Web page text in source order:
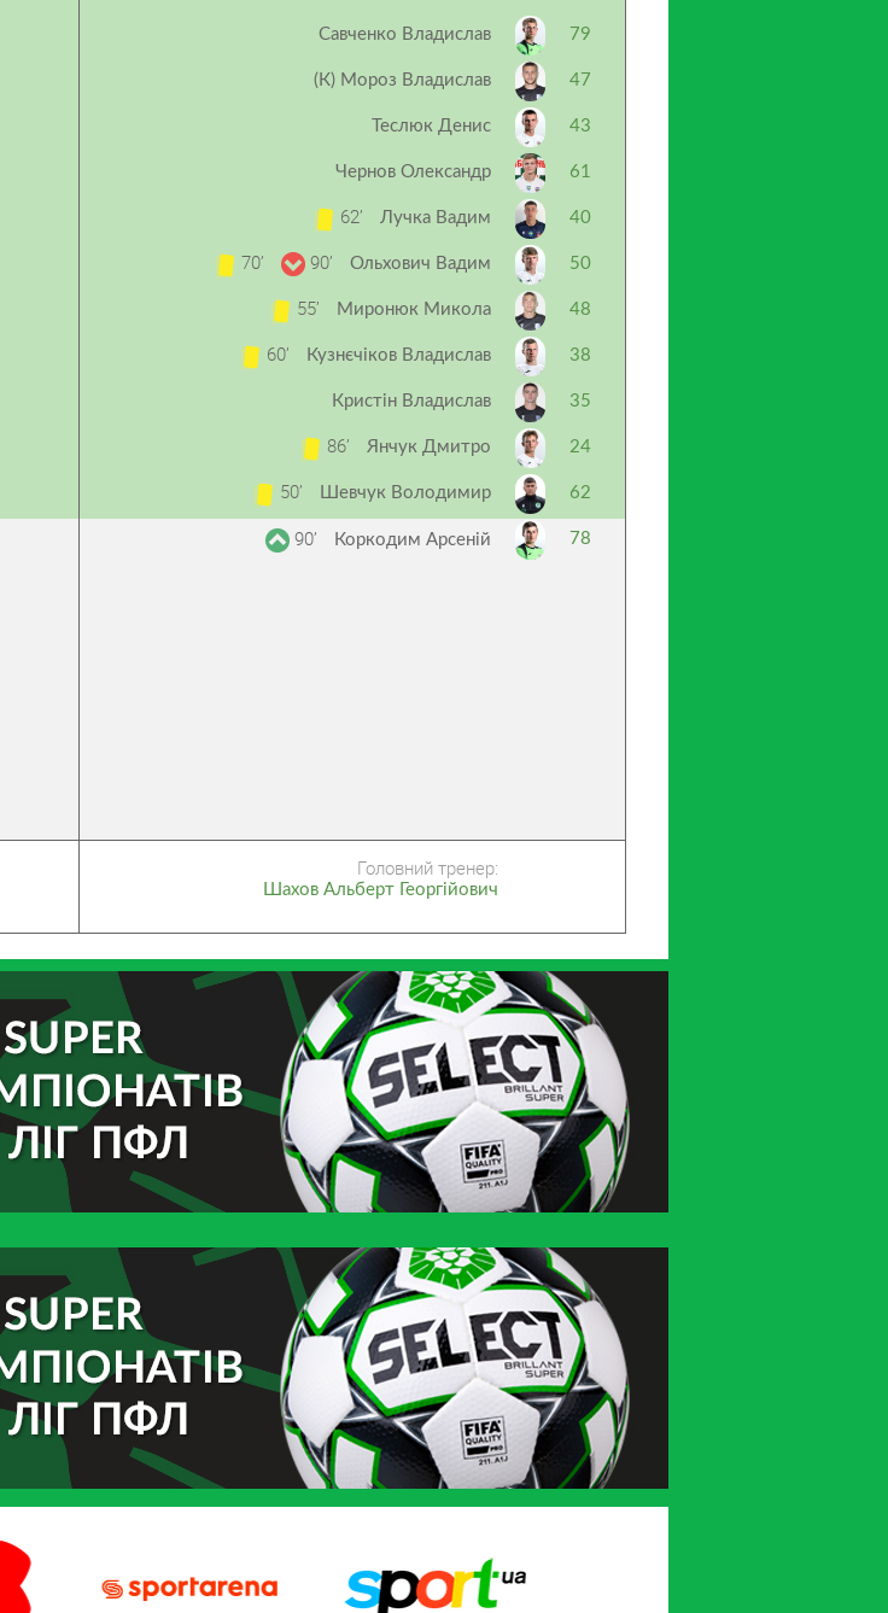
Савченко Владислав 79
(К) Мороз Владислав 47
Теслюк Денис 43
Чернов Олександр 61
62’ Лучка Вадим 40
70’ 90’ Ольхович Вадим 50
55’ Миронюк Микола 48
60’ Кузнєчіков Владислав 38
Кристін Владислав 35
86’ Янчук Дмитро 24
50’ Шевчук Володимир 62
90’ Коркодим Арсеній 78
Головний тренер:
Шахов Альберт Георгійович